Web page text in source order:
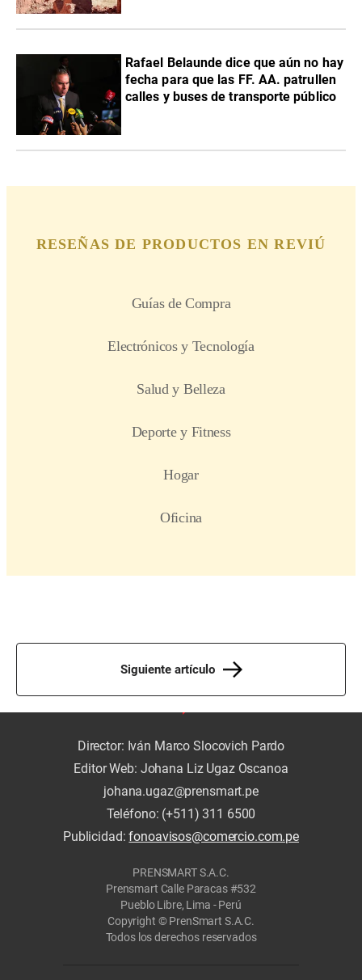
Rafael Belaunde dice que aún no hay
fecha para que las FF. AA. patrullen
calles y buses de transporte público
Siguiente artículo
Director: Iván Marco Slocovich Pardo
Editor Web: Johana Liz Ugaz Oscanoa
johana.ugaz@prensmart.pe
Teléfono: (+511) 311 6500
Publicidad:fonoavisos@comercio.com.pe
PRENSMART S.A.C.
Prensmart Calle Paracas #532
Pueblo Libre, Lima - Perú
Copyright © PrenSmart S.A.C.
Todos los derechos reservados